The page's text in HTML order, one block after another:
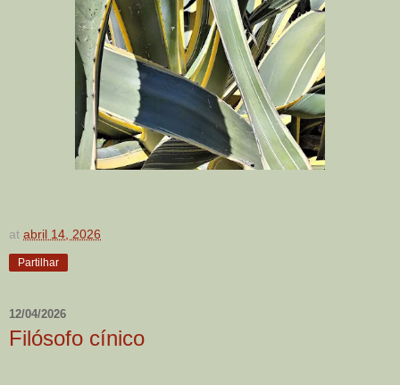
at abril 14, 2026
Partilhar
12/04/2026
Filósofo cínico